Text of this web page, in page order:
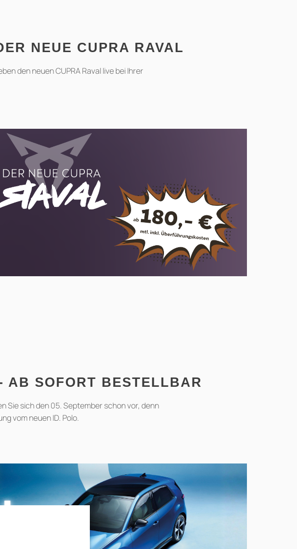
NEUE CUPRA RAVAL
den neuen CUPRA Raval live bei Ihrer
AB SOFORT BESTELLBAR
Sie sich den 05. September schon vor, denn
vom neuen ID. Polo.